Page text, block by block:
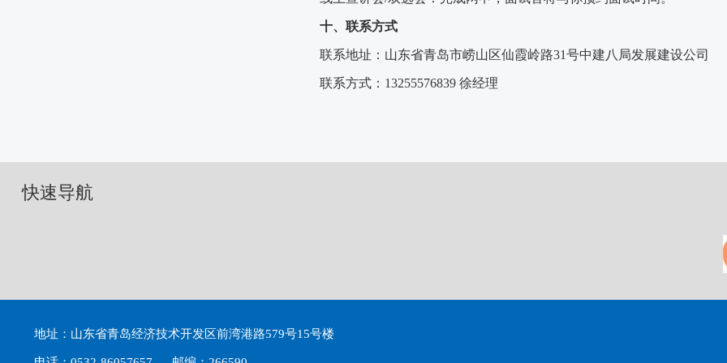
十、联系方式
联系地址：山东省青岛市崂山区仙霞岭路31号中建八局发展建设公司
联系方式： 13255576839 徐经理
快速导航
地址：山东省青岛经济技术开发区前湾港路579号15号楼